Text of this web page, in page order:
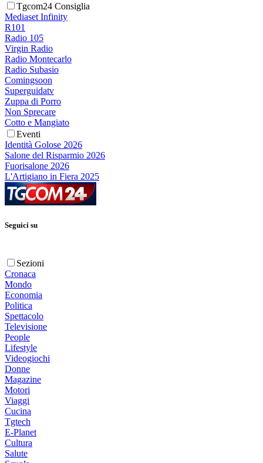
Tgcom24 Consiglia
Mediaset Infinity
R101
Radio 105
Virgin Radio
Radio Montecarlo
Radio Subasio
Comingsoon
Superguidatv
Zuppa di Porro
Non Sprecare
Cotto e Mangiato
Eventi
Identità Golose 2026
Salone del Risparmio 2026
Fuorisalone 2026
L'Artigiano in Fiera 2025
Seguici su
Sezioni
Cronaca
Mondo
Economia
Politica
Spettacolo
Televisione
People
Lifestyle
Videogiochi
Donne
Magazine
Motori
Viaggi
Cucina
Tgtech
E-Planet
Cultura
Salute